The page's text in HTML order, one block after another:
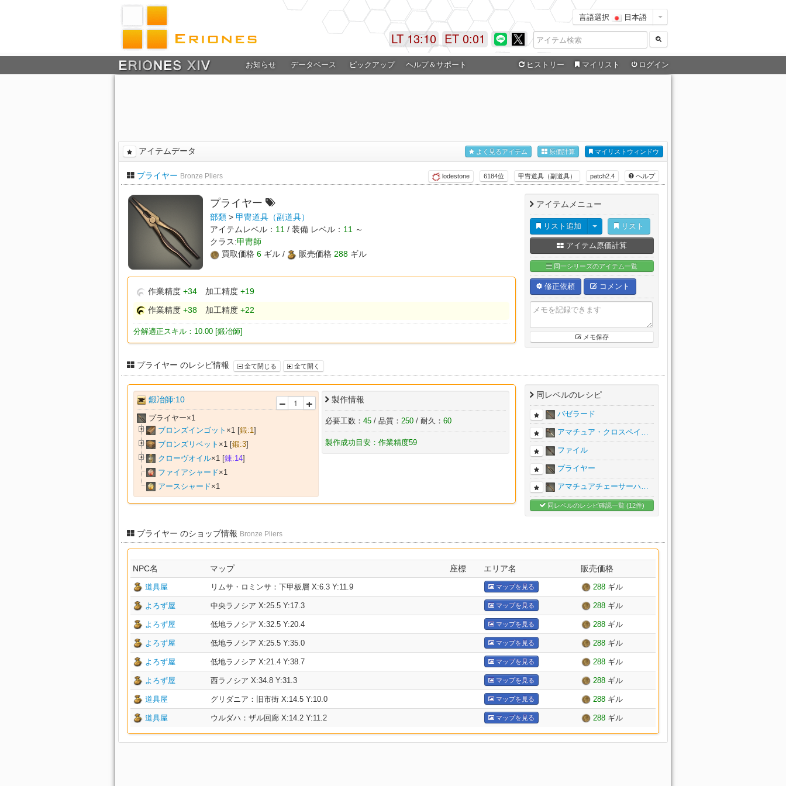
言語選択 日本語
ET 0:01
LT 13:10
お知らせ データベース ピックアップ ヘルプ＆サポート ヒストリー マイリスト ログイン
アイテムデータ マイリストウィンドウ
原価計算
よく見るアイテム
プライヤー Bronze Pliers ヘルプ
patch2.4
甲冑道具（副道具）
6184位
lodestone
プライヤー
部類 > 甲冑道具（副道具）
アイテムレベル： 11 / 装備 レベル： 11 ～
クラス:甲冑師
買取価格 6 ギル / 販売価格 288 ギル
作業精度 +34 加工精度 +19
作業精度 +38 加工精度 +22
分解適正スキル：10.00 [鍛冶師]
アイテムメニュー
リスト追加 リスト
アイテム原価計算
同一シリーズのアイテム一覧
修正依頼 コメント
メモ保存
プライヤー のレシピ情報 全て閉じる 全て開く
鍛冶師:10
プライヤー×1
ブロンズインゴット ×1 [鍛:1 ]
ブロンズリベット ×1 [鍛:3]
クローヴオイル×1 [錬:14]
ファイアシャード×1
アースシャード×1
製作情報
必要工数： 45/ 品質： 250/ 耐久： 60
製作成功目安：作業精度59
同レベルのレシピ
バゼラード
アマチュア・クロスペイ…
ファイル
プライヤー
アマチュアチェーサーハ…
同レベルのレシピ確認一覧 (12件)
プライヤー のショップ情報 Bronze Pliers
NPC名 マップ 座標 エリア名 販売価格
道具屋 リムサ・ロミンサ：下甲板層 X:6.3 Y:11.9 マップを見る 288 ギル
よろず屋 中央ラノシア X:25.5 Y:17.3 マップを見る 288 ギル
よろず屋 低地ラノシア X:32.5 Y:20.4 マップを見る 288 ギル
よろず屋 低地ラノシア X:25.5 Y:35.0 マップを見る 288 ギル
よろず屋 低地ラノシア X:21.4 Y:38.7 マップを見る 288 ギル
よろず屋 西ラノシア X:34.8 Y:31.3 マップを見る 288 ギル
道具屋 グリダニア：旧市街 X:14.5 Y:10.0 マップを見る 288 ギル
道具屋 ウルダハ：ザル回廊 X:14.2 Y:11.2 マップを見る 288 ギル